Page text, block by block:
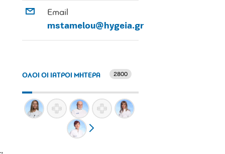
Email
mstamelou@hygeia.gr
ΟΛΟΙ ΟΙ ΙΑΤΡΟΙ ΜΗΤΕΡΑ 2800